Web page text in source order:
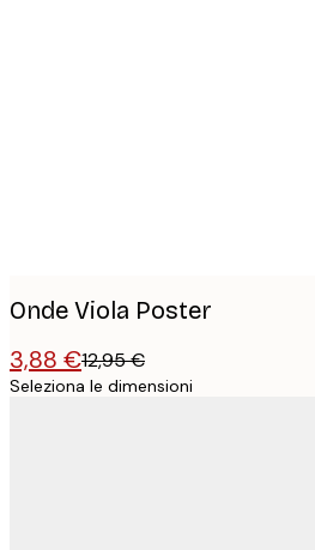
Onde Viola Poster
3,88 €12,95 €
Seleziona le dimensioni